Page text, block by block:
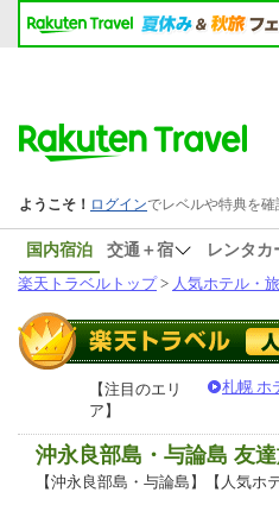
国内宿泊 交通＋宿 レンタカ
楽天トラベルトップ> 人気ホテル・
【注目のエリ
ア】
札幌 ホ
沖永良部島・与論島 友
【沖永良部島・与論島】【人気